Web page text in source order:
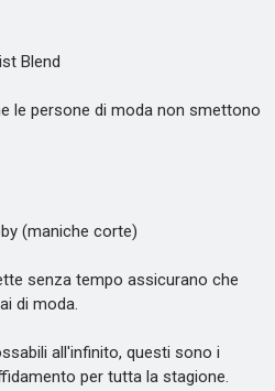
Blend
le persone di moda non smettono
(maniche corte)
senza tempo assicurano che
di moda.
all'infinito, questi sono i
per tutta la stagione.